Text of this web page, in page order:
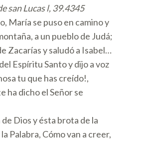
san Lucas l, 39.4345
María se puso en camino y
a un pueblo de Judá;
Zacarías y saludó a Isabel…
Espíritu Santo y dijo a voz
tu que has creído!,
ha dicho el Señor se
de Dios y ésta brota de la
Palabra, Cómo van a creer,